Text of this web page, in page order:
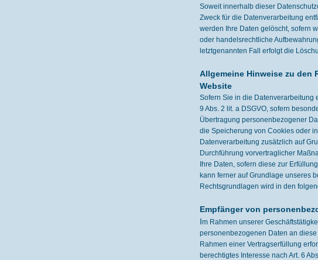
Soweit innerhalb dieser
Zweck für die Datenverarbeitung
werden Ihre Daten gelöscht, sofern
oder handelsrechtliche
letztgenannten Fall erfolgt die
Allgemeine Hinweise zu den
Website
Sofern Sie in die Datenverarbeitung
9 Abs. 2 lit. a DSGVO, sofern
Übertragung personenbezogener
die Speicherung von Cookies oder
Datenverarbeitung zusätzlich auf
Durchführung vorvertraglicher
Ihre Daten, sofern diese zur
kann ferner auf Grundlage unseres
Rechtsgrundlagen wird in den
Empfänger von
Im Rahmen unserer
personenbezogenen Daten an
Rahmen einer Vertragserfüllung
berechtigtes Interesse nach Art. 6